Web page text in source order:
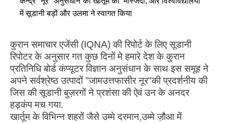
में सूडानी बड़ों और उलमा ने स्वागत किया
कुरान समाचार एजेंसी (IQNA) की रिपोर्ट के लिए सूडानी
रिपोटर के अनुसार गत कुछ दिनों मे हमारे देश के कुरान
प्रतिनिधि बोर्ड कंप्यूटर विज्ञान अनुसंधान के साथ इस समूह ने
अपने सर्वश्रेष्ठ उत्पादों "जामउत्तफासीर नूर"की प्रदर्शनीय की
जिस की सूडानी बुज़रगों ने प्रशंसा की ऐवं उन के अनदर
हड़कंप मच गया.
खार्तूम के विभिन्न शहरों जैसे उम्मे दरमान,उम्मे ज़ौआ में